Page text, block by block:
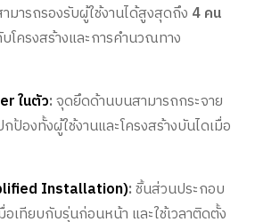
มารถรองรับผู้ใช้งานได้สูงสุดถึง 4 คน
โครงสร้างและการคำนวณทาง
ในตัว:จุดยึดด้านบนสามารถกระจาย
ป้องทั้งผู้ใช้งานและโครงสร้างบันไดเมื่อ
Installation):ชิ้นส่วนประกอบ
เทียบกับรุ่นก่อนหน้า และใช้เวลาติดตั้ง